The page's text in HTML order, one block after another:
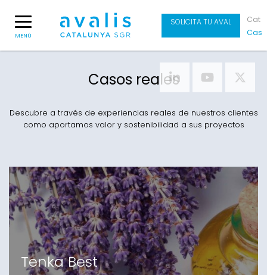
MENÚ
SOLICITA TU AVAL
Cat
Cas
Casos reales
Descubre a través de experiencias reales de nuestros clientes
como aportamos valor y sostenibilidad a sus proyectos
Tenka Best